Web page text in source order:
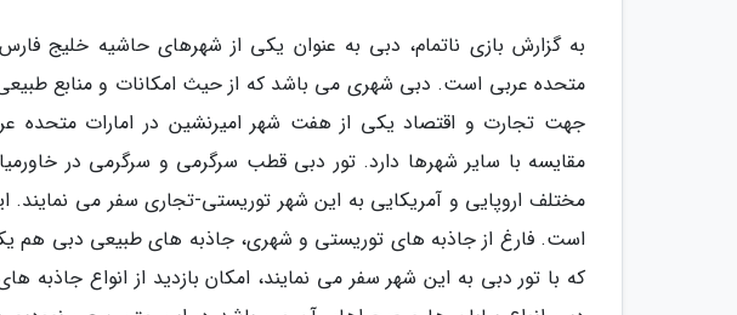
به گزارش بازی ناتمام، دبی به عنوان یکی از شهرهای حاشیه خلیج
متحده عربی است. دبی شهری می باشد که از حیث امکانات و منابع
جهت تجارت و اقتصاد یکی از هفت شهر امیرنشین در امارات
مقایسه با سایر شهرها دارد. تور دبی قطب سرگرمی و سرگرمی در
مختلف اروپایی و آمریکایی به این شهر توریستی-تجاری سفر می نمایند.
است. فارغ از جاذبه های توریستی و شهری، جاذبه های طبیعی دبی هم
که با تور دبی به این شهر سفر می نمایند، امکان بازدید از انواع